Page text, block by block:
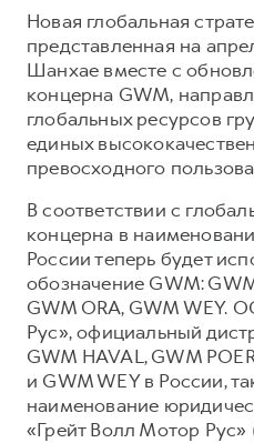
Крупным
Система управления
Сервис для
HAVAL Лизинг
Автомобильные
Коллекция PRO
Коллекция Базовая
Коллекция Детская
Руководства по
Подписки
АКСЕССУАРЫ
Автомобильные
Коллекция PRO
Коллекция Базовая
Коллекция Детская
Новая глобальная
представленная на
Шанхае вместе с
концерна GWM,
глобальных ресурсов
единых
превосходного
В соответствии с
концерна в
России теперь будет
обозначение GWM:
GWM ORA, GWM WEY.
Рус», официальный
GWM HAVAL, GWM
и GWM WEY в России,
наименование
«Грейт Волл Мотор